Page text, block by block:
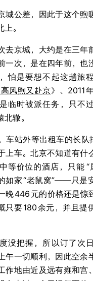
城公差，因此于这个煦
。
去京城，大约是在三年
一次，是在四年前，也
怕是要想不起这趟旅
风煦又赴京》、2011
临时被派任务，只不
辙。
车站外等出租车的长队
上车。北京不知道有什
等价位的酒店，只能 “
如家“老鼠窝”——只是
晚446 元的价格还是惊
只要180余元，并且提
没把握，所以订了次
午一切顺利，因此空余
作地由近及远有雍和宫